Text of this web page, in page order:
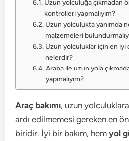
Uzun yolculuğa çıkmadan
kontrolleri yapmalıyım?
Uzun yolculukta yanımda
malzemeleri
Uzun yolculuklar için en
nelerdir?
Araba ile uzun yola
yapmalıyım?
Araç bakımı, uzun
ardı edilmemesi gereken en
biridir. İyi bir bakım, hemyol